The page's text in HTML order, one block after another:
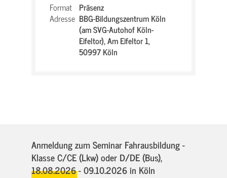
Format Präsenz
Adresse BBG-Bildungszentrum Köln
(am SVG-Autohof Köln-
Eifeltor),Am Eifeltor 1,
50997 Köln
Anmeldung zum Seminar Fahrausbildung -
Klasse C/CE (Lkw) oder D/DE (Bus),
18.08.2026 - 09.10.2026in Köln